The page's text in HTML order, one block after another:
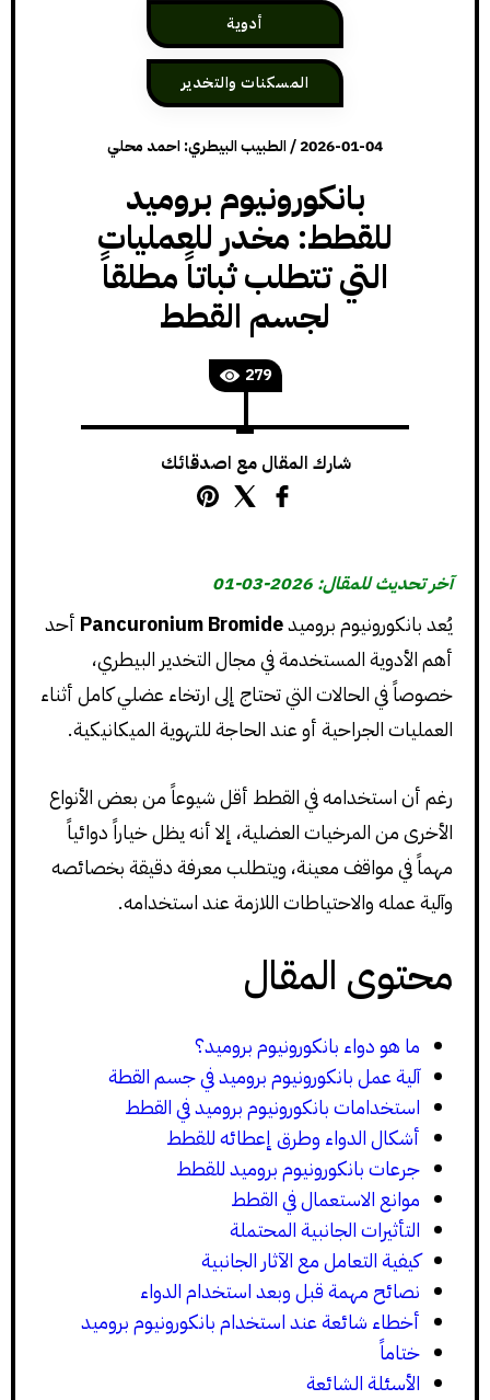
أدوية
المسكنات والتخدير
2026-01-04
/الطبيب البيطري: احمد محلي
بانكورونيوم بروميد
للقطط: مخدر للعمليات
التي تتطلب ثباتاً مطلقاً
لجسم القطط
279
شارك المقال مع اصدقائك
آخر تحديث للمقال: 2026-03-01
يُعد بانكورونيوم بروميدPancuronium Bromide أحد
أهم الأدوية المستخدمة في مجال التخدير البيطري،
خصوصاً في الحالات التي تحتاج إلى ارتخاء عضلي كامل أثناء
العمليات الجراحية أو عند الحاجة للتهوية الميكانيكية.
رغم أن استخدامه في القطط أقل شيوعاً من بعض الأنواع
الأخرى من المرخيات العضلية، إلا أنه يظل خياراً دوائياً
مهماً في مواقف معينة، ويتطلب معرفة دقيقة بخصائصه
وآلية عمله والاحتياطات اللازمة عند استخدامه.
محتوى المقال
ما هو دواء بانكورونيوم بروميد؟
آلية عمل بانكورونيوم بروميد في جسم القطة
استخدامات بانكورونيوم بروميد في القطط
أشكال الدواء وطرق إعطائه للقطط
جرعات بانكورونيوم بروميد للقطط
موانع الاستعمال في القطط
التأثيرات الجانبية المحتملة
كيفية التعامل مع الآثار الجانبية
نصائح مهمة قبل وبعد استخدام الدواء
أخطاء شائعة عند استخدام بانكورونيوم بروميد
ختاماً
الأسئلة الشائعة